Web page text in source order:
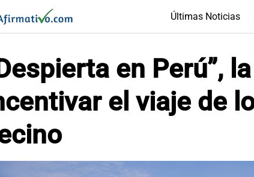
Últimas Noticias
en Perú”,
el viaje de